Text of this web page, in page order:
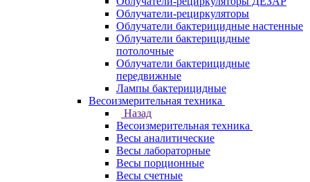
Облучатели-рециркуляторы
Облучатели бактерицидные настенные
Облучатели бактерицидные
потолочные
Облучатели бактерицидные
передвижные
Лампы бактерицидные
Весоизмерительная техника
Назад
Весоизмерительная техника
Весы аналитические
Весы лабораторные
Весы порционные
Весы счетные